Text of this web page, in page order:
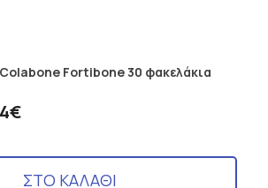
Fortibone 30 φακελάκια
ΣΤΟ ΚΑΛΑΘΙ